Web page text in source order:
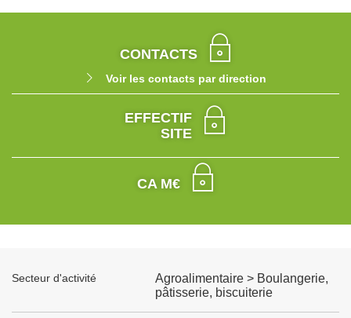
CONTACTS
Voir les contacts par direction
EFFECTIF
SITE
CA M€
Secteur d'activité
Agroalimentaire > Boulangerie,
pâtisserie, biscuiterie